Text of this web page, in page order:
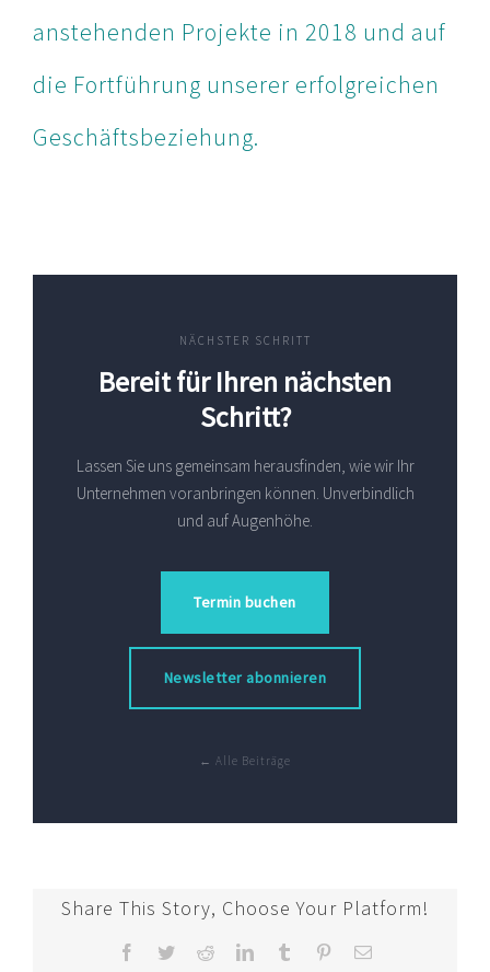
anstehenden Projekte in 2018 und auf
die Fortführung unserer erfolgreichen
Geschäftsbeziehung.
NÄCHSTER SCHRITT
Bereit für Ihren nächsten
Schritt?
Lassen Sie uns gemeinsam herausfinden, wie wir Ihr
Unternehmen voranbringen können. Unverbindlich
und auf Augenhöhe.
Termin buchen
Newsletter abonnieren
← Alle Beiträge
Share This Story, Choose Your Platform!
Facebook
TwitterRedditLinkedInTumblr Pinterest
E-